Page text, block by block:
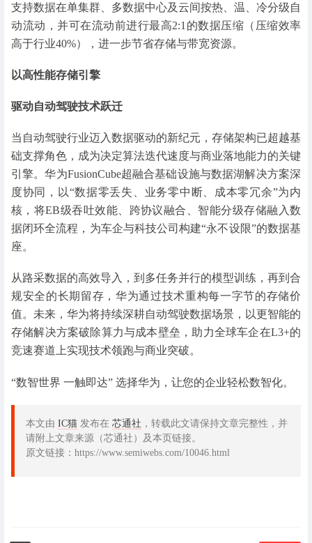
支持数据在单集群、多数据中心及云间按热、温、冷分级自
动流动，并可在流动前进行最高2:1的数据压缩（压缩效率
高于行业40%），进一步节省存储与带宽资源。
以高性能存储引擎
驱动自动驾驶技术跃迁
当自动驾驶行业迈入数据驱动的新纪元，存储架构已超越基
础支撑角色，成为决定算法迭代速度与商业落地能力的关键
引擎。华为FusionCube超融合基础设施与数据湖解决方案深
度协同，以“数据零丢失、业务零中断、成本零冗余”为内
核，将EB级吞吐效能、跨协议融合、智能分级存储融入数
据闭环全流程，为车企与科技公司构建“永不设限”的数据基
座。
从路采数据的高效导入，到多任务并行的模型训练，再到合
规安全的长期留存，华为通过技术重构每一字节的存储价
值。未来，华为将持续深耕自动驾驶数据场景，以更智能的
存储解决方案破除算力与成本壁垒，助力全球车企在L3+的
竞速赛道上实现技术领跑与商业突破。
“数智世界 一触即达” 选择华为，让您的企业轻松数智化。
本文由 IC猫 发布在 芯通社 ，转载此文请保持文章完整性，并
请附上文章来源（芯通社）及本页链接。
原文链接：https://www.semiwebs.com/10046.html